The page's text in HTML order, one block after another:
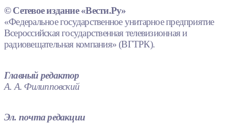
© Сетевое издание «Вести.Ру»
«Федеральное государственное унитарное предприятие
Всероссийская государственная телевизионная и
радиовещательная компания» (ВГТРК).
Главный редактор
А. А. Филипповский
Эл. почта редакции